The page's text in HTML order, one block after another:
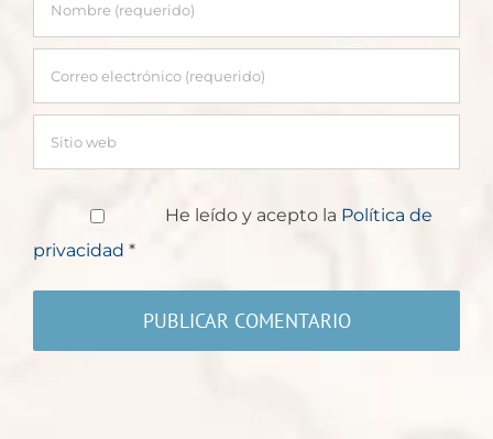
He leído y acepto la Política de
privacidad *